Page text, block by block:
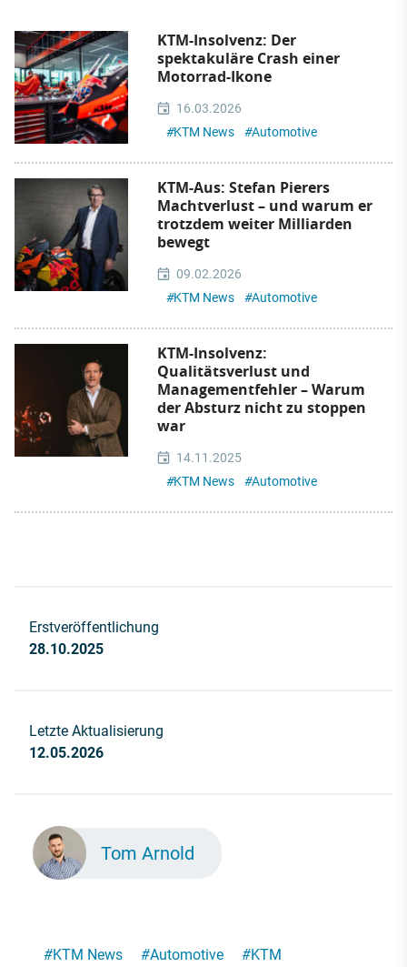
KTM-Insolvenz: Der
spektakuläre Crash einer
Motorrad-Ikone
16.03.2026
#KTM News #Automotive
KTM-Aus: Stefan Pierers
Machtverlust – und warum er
trotzdem weiter Milliarden
bewegt
09.02.2026
#KTM News #Automotive
KTM-Insolvenz:
Qualitätsverlust und
Managementfehler – Warum
der Absturz nicht zu stoppen
war
14.11.2025
#KTM News #Automotive
Erstveröffentlichung
28.10.2025
Letzte Aktualisierung
12.05.2026
Tom Arnold
#KTM News #Automotive #KTM